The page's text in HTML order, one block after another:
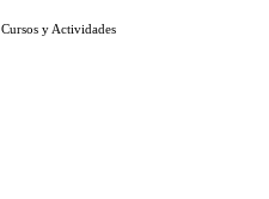
Cursos y Actividades